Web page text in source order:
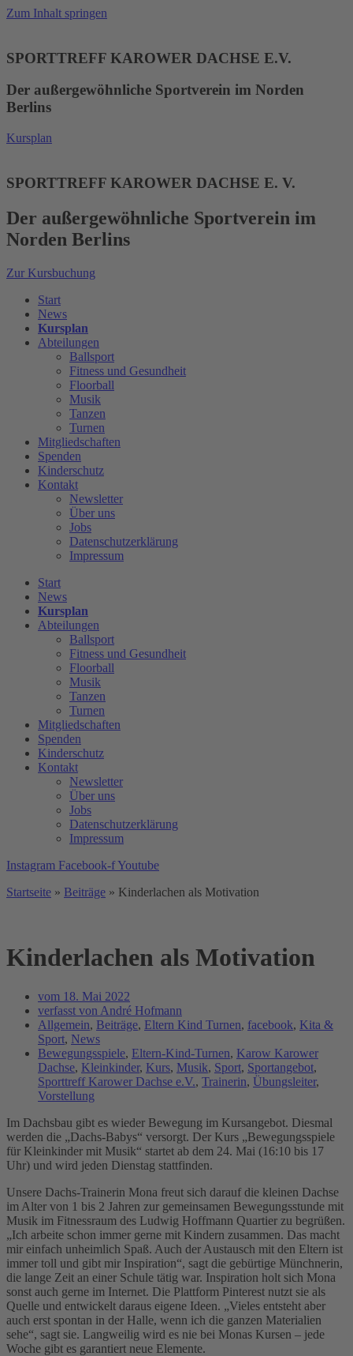
Zum Inhalt springen
SPORTTREFF KAROWER DACHSE E.V.
Der außergewöhnliche Sportverein im Norden
Berlins
Kursplan
SPORTTREFF KAROWER DACHSE E. V.
Der außergewöhnliche Sportverein im
Norden Berlins
Zur Kursbuchung
Start
News
Kursplan
Abteilungen
Ballsport
Fitness und Gesundheit
Floorball
Musik
Tanzen
Turnen
Mitgliedschaften
Spenden
Kinderschutz
Kontakt
Newsletter
Über uns
Jobs
Datenschutzerklärung
Impressum
Start
News
Kursplan
Abteilungen
Ballsport
Fitness und Gesundheit
Floorball
Musik
Tanzen
Turnen
Mitgliedschaften
Spenden
Kinderschutz
Kontakt
Newsletter
Über uns
Jobs
Datenschutzerklärung
Impressum
Instagram Facebook-fYoutube
Startseite » Beiträge » Kinderlachen als Motivation
Kinderlachen als Motivation
vom 18. Mai 2022
verfasst von André Hofmann
Allgemein, Beiträge, Eltern Kind Turnen, facebook, Kita &
Sport, News
Bewegungsspiele, Eltern-Kind-Turnen, Karow Karower
Dachse, Kleinkinder, Kurs, Musik, Sport, Sportangebot,
Sporttreff Karower Dachse e.V., Trainerin, Übungsleiter,
Vorstellung
Im Dachsbau gibt es wieder Bewegung im Kursangebot. Diesmal
werden die „Dachs-Babys“ versorgt. Der Kurs „Bewegungsspiele
für Kleinkinder mit Musik“ startet ab dem 24. Mai (16:10 bis 17
Uhr) und wird jeden Dienstag stattfinden.
Unsere Dachs-Trainerin Mona freut sich darauf die kleinen Dachse
im Alter von 1 bis 2 Jahren zur gemeinsamen Bewegungsstunde mit
Musik im Fitnessraum des Ludwig Hoffmann Quartier zu begrüßen.
„Ich arbeite schon immer gerne mit Kindern zusammen. Das macht
mir einfach unheimlich Spaß. Auch der Austausch mit den Eltern ist
immer toll und gibt mir Inspiration“, sagt die gebürtige Münchnerin,
die lange Zeit an einer Schule tätig war. Inspiration holt sich Mona
sonst auch gerne im Internet. Die Plattform Pinterest nutzt sie als
Quelle und entwickelt daraus eigene Ideen. „Vieles entsteht aber
auch erst spontan in der Halle, wenn ich die ganzen Materialien
sehe“, sagt sie. Langweilig wird es nie bei Monas Kursen – jede
Woche gibt es garantiert neue Elemente.